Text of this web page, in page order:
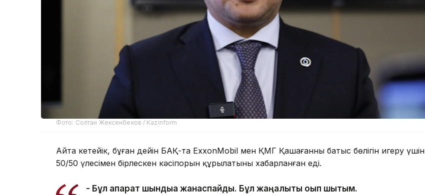
Фото: Солтан Жексенбеков / Kazinform
Айта кетейік, бұған дейін БАҚ-та ExxonMobil мен ҚМГ Қашағанның батыс бөлігін игеру үшін
50/50 үлесімен бірлескен кәсіпорын құрылатыны хабарланған еді.
- Бұл ақпарат шындыққа жанаспайды. Бұл жаңалықты оқып шықтым.